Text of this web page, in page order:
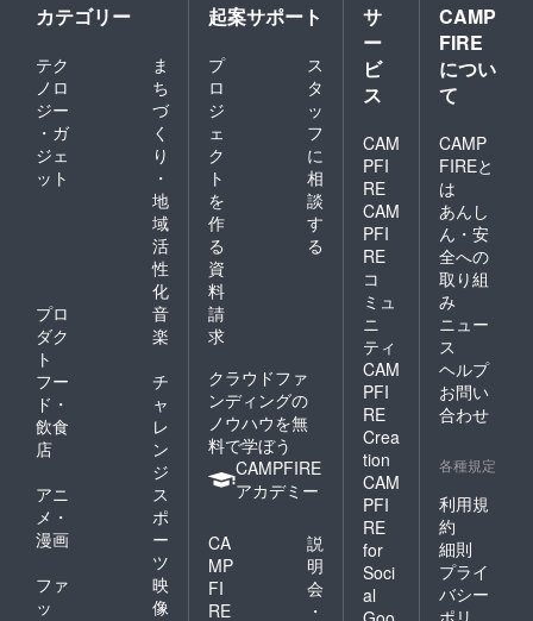
カテゴリー
テク
ノロ
ジー
・ガ
ジェ
ット
ま
ち
づ
く
り
・
地
域
活
性
化
プロ
ダク
ト
音
楽
フー
ド・
飲食
店
チ
ャ
レ
ン
ジ
アニ
メ・
漫画
ス
ポ
ー
ツ
ファ
ッ
映
像
起案サポート
プ
ロ
ジ
ェ
ク
ト
を
作
る
ス
タ
ッ
フ
に
相
談
す
る
資
料
請
求
クラウドファ
ンディングの
ノウハウを無
料で学ぼう
CAMPFIRE
アカデミー
CA
MP
FI
RE
説
明
会
・
サ
ー
ビ
ス
CAM
PFI
RE
CAM
PFI
RE
コ
ミュ
ニ
ティ
CAM
PFI
RE
Crea
tion
CAM
PFI
RE
for
Soci
al
CAMP
FIRE
につい
て
CAMP
FIREと
は
あんし
ん・安
全への
取り組
み
ニュー
ス
ヘルプ
お問い
合わせ
各種規定
利用規
約
細則
プライ
バシー
ポリ